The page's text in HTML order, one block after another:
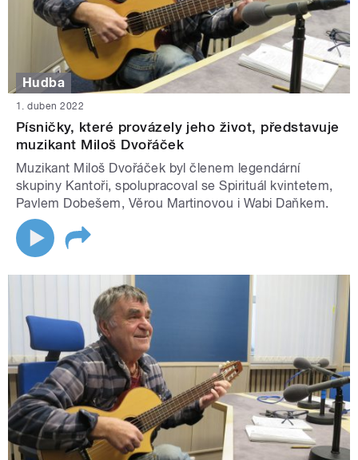
Hudba
1. duben 2022
Písničky, které provázely jeho život, představuje
muzikant Miloš Dvořáček
Muzikant Miloš Dvořáček byl členem legendární
skupiny Kantoři, spolupracoval se Spirituál kvintetem,
Pavlem Dobešem, Věrou Martinovou i Wabi Daňkem.